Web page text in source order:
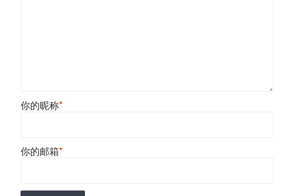
你的昵称*
你的邮箱*